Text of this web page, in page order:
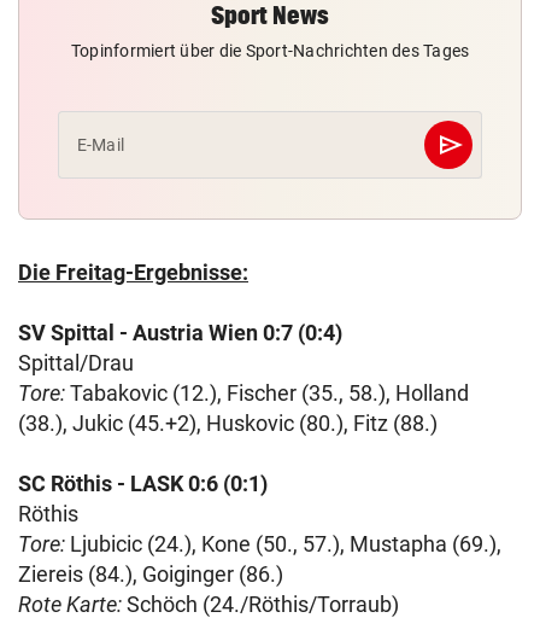
Sport News
Topinformiert über die Sport-Nachrichten des Tages
E-Mail send
Abschicken
Die Freitag-Ergebnisse:
SV Spittal - Austria Wien 0:7 (0:4)
Spittal/Drau
Tore:Tabakovic (12.), Fischer (35., 58.), Holland
(38.), Jukic (45.+2), Huskovic (80.), Fitz (88.)
SC Röthis - LASK 0:6 (0:1)
Röthis
Tore: Ljubicic (24.), Kone (50., 57.), Mustapha (69.),
Ziereis (84.), Goiginger (86.)
Rote Karte:Schöch (24./Röthis/Torraub)